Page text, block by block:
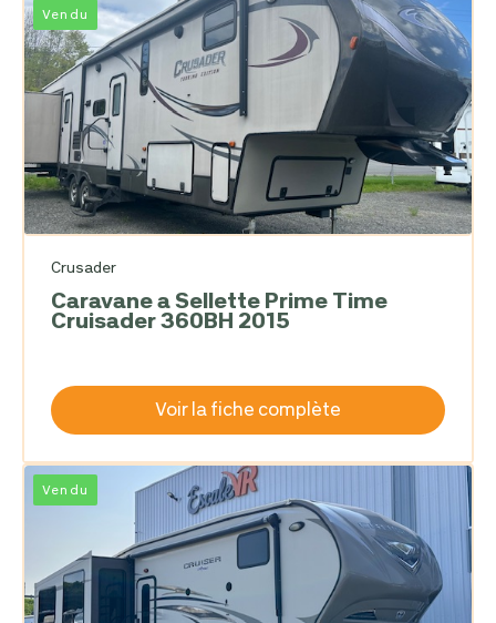
Vendu
Crusader
Caravane a Sellette Prime Time
Cruisader 360BH 2015
Voir la fiche complète
Vendu